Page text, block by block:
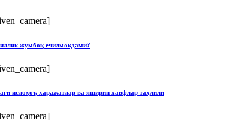
жумбоқ ечилмоқдами?
ислоҳот, харажатлар ва яширин хавфлар таҳлили